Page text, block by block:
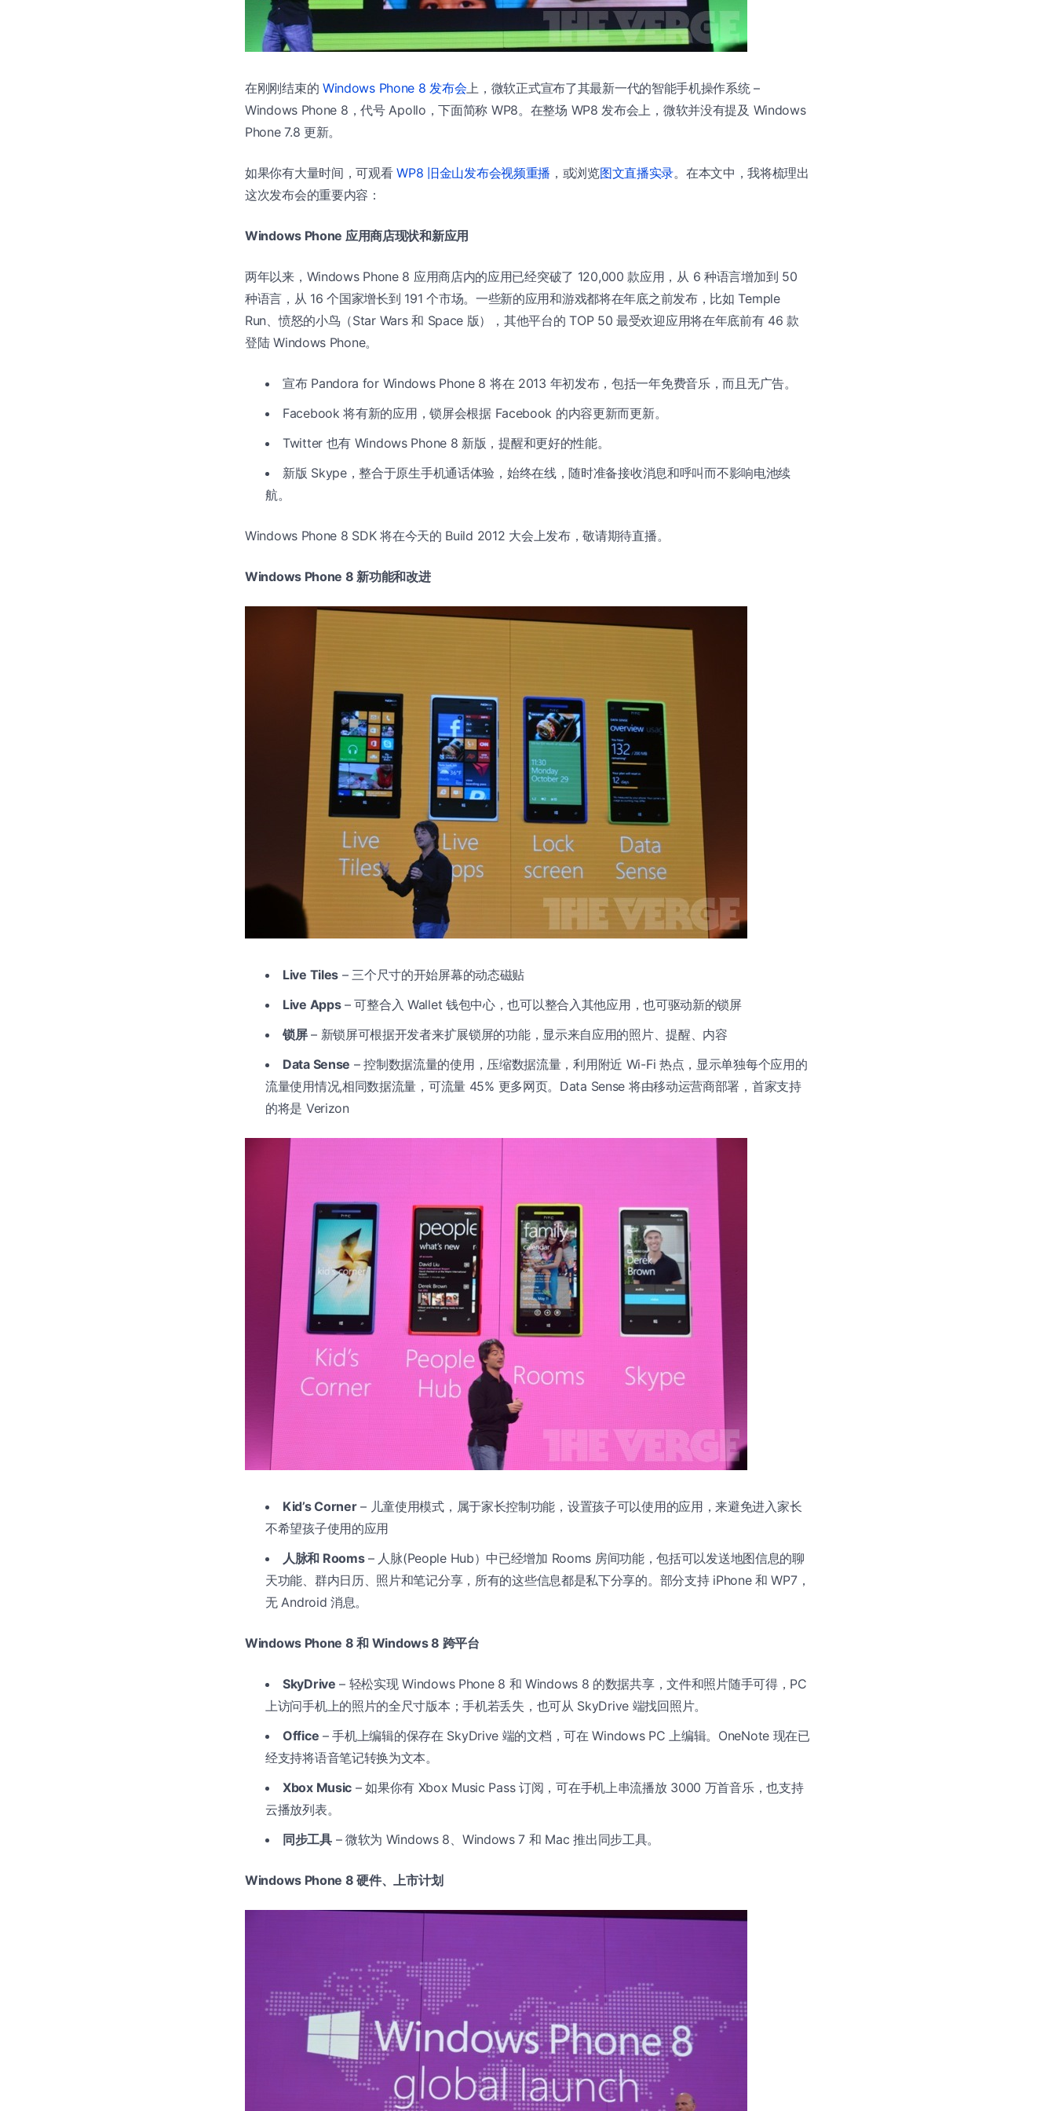
在刚刚结束的 Windows Phone 8 发布会 上，微软正式宣布了其最新一代的智能手机操作系统 –
Windows Phone 8，代号 Apollo，下面简称 WP8。在整场 WP8 发布会上，微软并没有提及 Windows
Phone 7.8 更新。
如果你有大量时间，可观看WP8 旧金山发布会视频重播 ，或浏览图文直播实录。在本文中，我将梳理出
这次发布会的重要内容：
Windows Phone 应用商店现状和新应用
两年以来，Windows Phone 8 应用商店内的应用已经突破了 120,000 款应用，从 6 种语言增加到 50
种语言，从 16 个国家增长到 191 个市场。一些新的应用和游戏都将在年底之前发布，比如 Temple
Run、愤怒的小鸟（Star Wars 和 Space 版），其他平台的 TOP 50 最受欢迎应用将在年底前有 46 款
登陆 Windows Phone。
宣布 Pandora for Windows Phone 8 将在 2013 年初发布，包括一年免费音乐，而且无广告。
Facebook 将有新的应用，锁屏会根据 Facebook 的内容更新而更新。
Twitter 也有 Windows Phone 8 新版，提醒和更好的性能。
新版 Skype，整合于原生手机通话体验，始终在线，随时准备接收消息和呼叫而不影响电池续
航。
Windows Phone 8 SDK 将在今天的 Build 2012 大会上发布，敬请期待直播。
Windows Phone 8 新功能和改进
Live Tiles – 三个尺寸的开始屏幕的动态磁贴
Live Apps– 可整合入 Wallet 钱包中心，也可以整合入其他应用，也可驱动新的锁屏
锁屏– 新锁屏可根据开发者来扩展锁屏的功能，显示来自应用的照片、提醒、内容
Data Sense – 控制数据流量的使用，压缩数据流量，利用附近 Wi-Fi 热点，显示单独每个应用的
流量使用情况,相同数据流量，可流量 45% 更多网页。Data Sense 将由移动运营商部署，首家支持
的将是 Verizon
Kid’s Corner– 儿童使用模式，属于家长控制功能，设置孩子可以使用的应用，来避免进入家长
不希望孩子使用的应用
人脉和 Rooms– 人脉(People Hub）中已经增加 Rooms 房间功能，包括可以发送地图信息的聊
天功能、群内日历、照片和笔记分享，所有的这些信息都是私下分享的。部分支持 iPhone 和 WP7，
无 Android 消息。
Windows Phone 8 和 Windows 8 跨平台
SkyDrive – 轻松实现 Windows Phone 8 和 Windows 8 的数据共享，文件和照片随手可得，PC
上访问手机上的照片的全尺寸版本；手机若丢失，也可从 SkyDrive 端找回照片。
Office – 手机上编辑的保存在 SkyDrive 端的文档，可在 Windows PC 上编辑。OneNote 现在已
经支持将语音笔记转换为文本。
Xbox Music – 如果你有 Xbox Music Pass 订阅，可在手机上串流播放 3000 万首音乐，也支持
云播放列表。
同步工具– 微软为 Windows 8、Windows 7 和 Mac 推出同步工具。
Windows Phone 8 硬件、上市计划